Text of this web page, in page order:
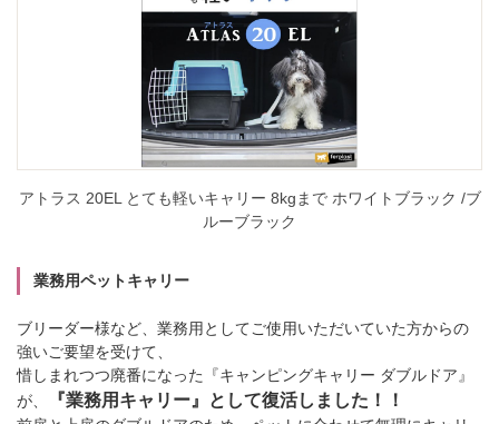
アトラス 20EL とても軽いキャリー 8kgまで ホワイトブラック /ブ
ルーブラック
業務用ペットキャリー
ブリーダー様など、業務用としてご使用いただいていた方からの
強いご要望を受けて、
惜しまれつつ廃番になった『キャンピングキャリー ダブルドア』
が、
『業務用キャリー』として復活しました！！